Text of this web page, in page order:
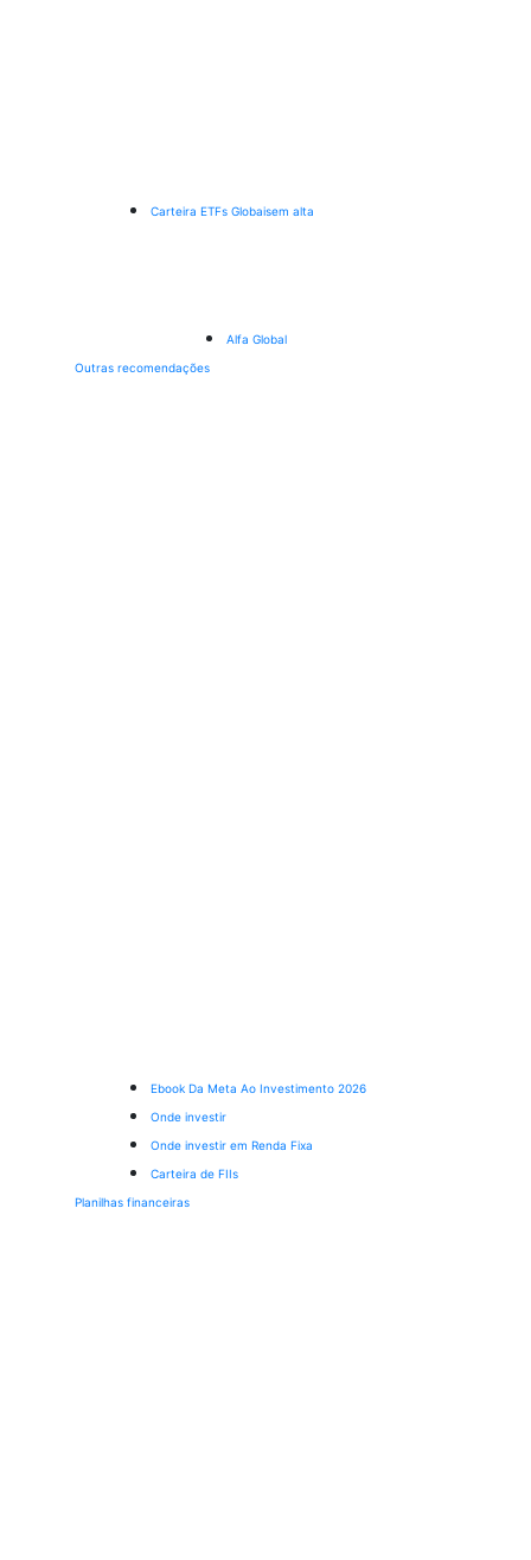
Carteira ETFs Globaisem alta
Alfa Global
Outras recomendações
Ebook Da Meta Ao Investimento 2026
Onde investir
Onde investir em Renda Fixa
Carteira de FIIs
Planilhas financeiras